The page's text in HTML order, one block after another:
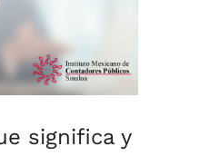
significa y